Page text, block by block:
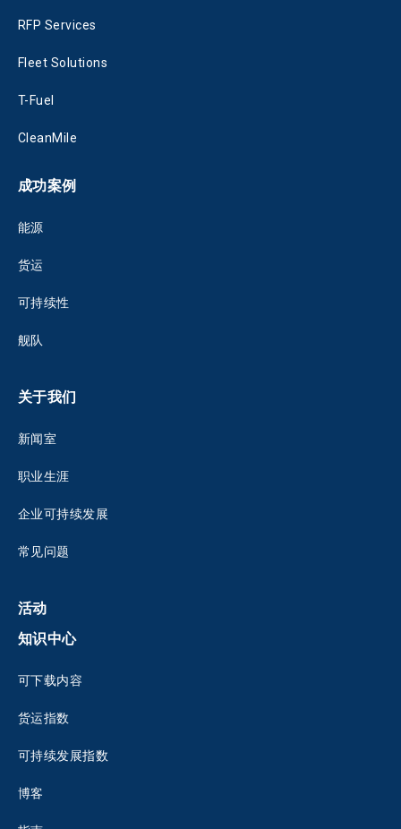
RFP Services
Fleet Solutions
T-Fuel
CleanMile
成功案例
能源
货运
可持续性
舰队
关于我们
新闻室
职业生涯
企业可持续发展
常见问题
活动
知识中心
可下载内容
货运指数
可持续发展指数
博客